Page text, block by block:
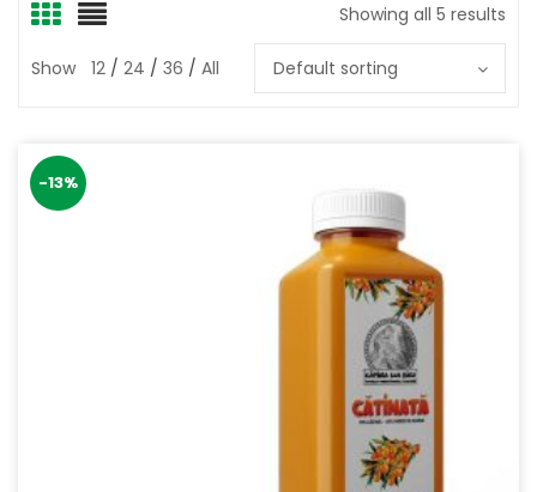
Showing all 5 results
Show 12 24 36 All Default sorting
-13%